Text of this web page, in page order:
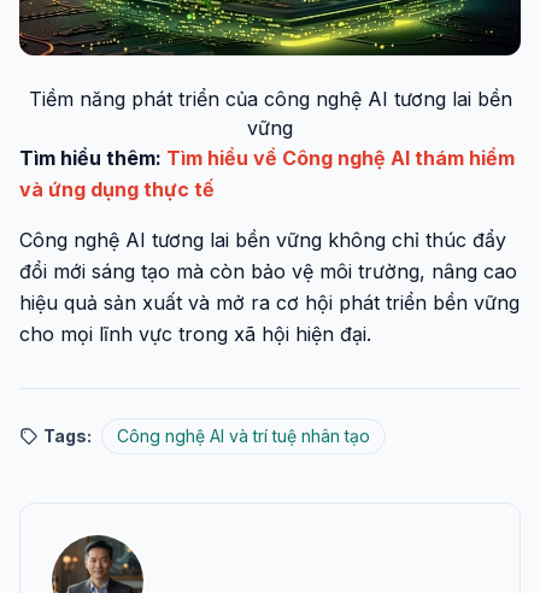
Tiềm năng phát triển của công nghệ AI tương lai bền
vững
Tìm hiểu thêm: Tìm hiểu về Công nghệ AI thám hiểm
và ứng dụng thực tế
Công nghệ AI tương lai bền vững không chỉ thúc đẩy
đổi mới sáng tạo mà còn bảo vệ môi trường, nâng cao
hiệu quả sản xuất và mở ra cơ hội phát triển bền vững
cho mọi lĩnh vực trong xã hội hiện đại.
Tags: Công nghệ AI và trí tuệ nhân tạo